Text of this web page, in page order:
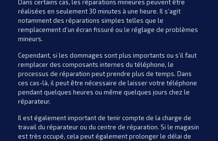
Dans certains cas, les réparations mineures peuvent être
réalisées en seulement 30 minutes à une heure. Il s’agit
notamment des réparations simples telles que le
remplacement d’un écran fissuré ou le réglage de problèmes
mineurs.
Cependant, si les dommages sont plus importants ou s’il faut
remplacer des composants internes du téléphone, le
processus de réparation peut prendre plus de temps. Dans
ces cas-là, il peut être nécessaire de laisser votre téléphone
pendant quelques heures ou même quelques jours chez le
réparateur.
Il est également important de tenir compte de la charge de
travail du réparateur ou du centre de réparation. Si le magasin
est très occupé, cela peut également prolonger le délai de